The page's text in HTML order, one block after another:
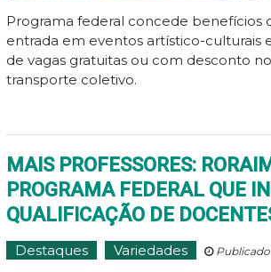
Programa federal concede benefícios
entrada em eventos artístico-culturais
de vagas gratuitas ou com desconto
transporte coletivo.
MAIS PROFESSORES:
PROGRAMA FEDERAL QUE
QUALIFICAÇÃO DE
Destaques Variedades Publicado